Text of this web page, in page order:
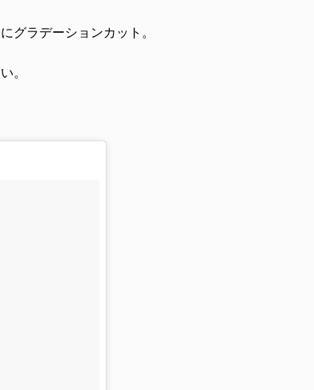
グラデーションカット。
。